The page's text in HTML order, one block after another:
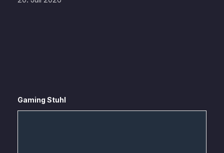
Gaming Stuhl